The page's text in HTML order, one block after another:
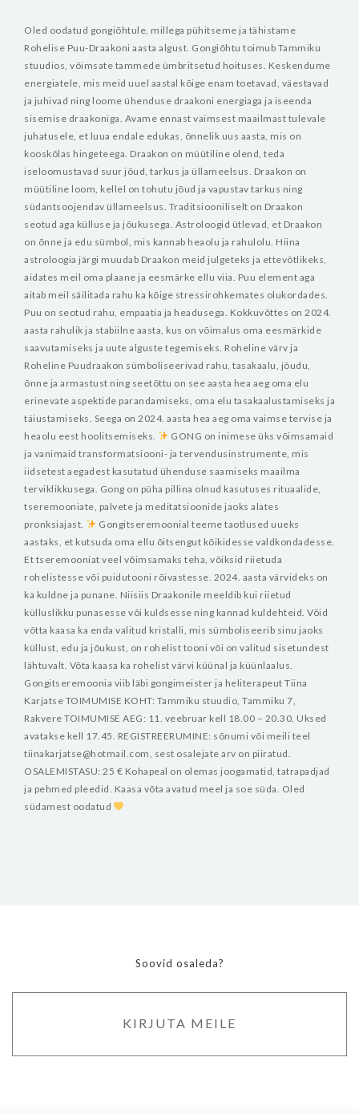
Oled oodatud gongiõhtule, millega pühitseme ja tähistame
Rohelise Puu-Draakoni aasta algust. Gongiõhtu toimub Tammiku
stuudios, võimsate tammede ümbritsetud hoituses. Keskendume
energiatele, mis meid uuel aastal kõige enam toetavad, väestavad
ja juhivad ning loome ühenduse draakoni energiaga ja iseenda
sisemise draakoniga. Avame ennast vaimsest maailmast tulevale
juhatusele, et luua endale edukas, õnnelik uus aasta, mis on
kooskõlas hingeteega. Draakon on müütiline olend, teda
iseloomustavad suur jõud, tarkus ja üllameelsus. Draakon on
müütiline loom, kellel on tohutu jõud ja vapustav tarkus ning
südantsoojendav üllameelsus. Traditsiooniliselt on Draakon
seotud aga külluse ja jõukusega. Astroloogid ütlevad, et Draakon
on õnne ja edu sümbol, mis kannab heaolu ja rahulolu. Hiina
astroloogia järgi muudab Draakon meid julgeteks ja ettevõtlikeks,
aidates meil oma plaane ja eesmärke ellu viia. Puu element aga
aitab meil säilitada rahu ka kõige stressirohkemates olukordades.
Puu on seotud rahu, empaatia ja headusega. Kokkuvõttes on 2024.
aasta rahulik ja stabiilne aasta, kus on võimalus oma eesmärkide
saavutamiseks ja uute alguste tegemiseks. Roheline värv ja
Roheline Puudraakon sümboliseerivad rahu, tasakaalu, jõudu,
õnne ja armastust ning seetõttu on see aasta hea aeg oma elu
erinevate aspektide parandamiseks, oma elu tasakaalustamiseks ja
täiustamiseks. Seega on 2024. aasta hea aeg oma vaimse tervise ja
heaolu eest hoolitsemiseks.
GONG on inimese üks võimsamaid
ja vanimaid transformatsiooni- ja tervendusinstrumente, mis
iidsetest aegadest kasutatud ühenduse saamiseks maailma
terviklikkusega. Gong on püha pillina olnud kasutuses rituaalide,
tseremooniate, palvete ja meditatsioonide jaoks alates
pronksiajast.
Gongitseremoonial teeme taotlused uueks
aastaks, et kutsuda oma ellu õitsengut kõikidesse valdkondadesse.
Et tseremooniat veel võimsamaks teha, võiksid riietuda
rohelistesse või puidutooni rõivastesse. 2024. aasta värvideks on
ka kuldne ja punane. Niisiis Draakonile meeldib kui riietud
külluslikku punasesse või kuldsesse ning kannad kuldehteid. Võid
võtta kaasa ka enda valitud kristalli, mis sümboliseerib sinu jaoks
küllust, edu ja jõukust, on rohelist tooni või on valitud sisetundest
lähtuvalt. Võta kaasa ka rohelist värvi küünal ja küünlaalus.
Gongitseremoonia viib läbi gongimeister ja heliterapeut Tiina
Karjatse TOIMUMISE KOHT: Tammiku stuudio, Tammiku 7,
Rakvere TOIMUMISE AEG: 11. veebruar kell 18.00 – 20.30. Uksed
avatakse kell 17.45. REGISTREERUMINE: sõnumi või meili teel
tiinakarjatse@hotmail.com, sest osalejate arv on piiratud.
OSALEMISTASU: 25 € Kohapeal on olemas joogamatid, tatrapadjad
ja pehmed pleedid. Kaasa võta avatud meel ja soe süda. Oled
südamest oodatud
Soovid osaleda?
KIRJUTA MEILE